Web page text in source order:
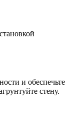
и обеспечьте
стену.